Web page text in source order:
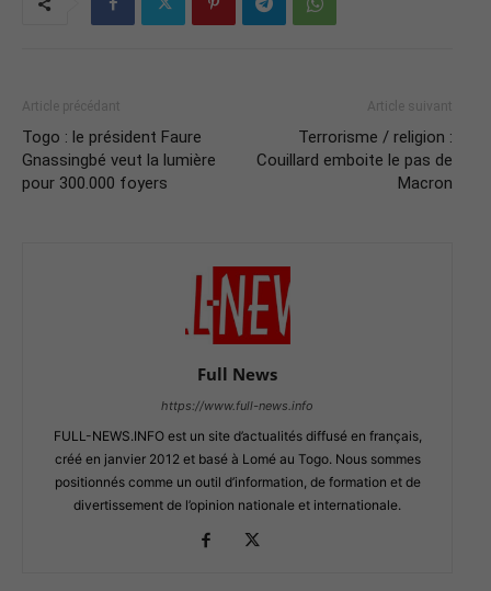
Article précédant
Togo : le président Faure
Gnassingbé veut la lumière
pour 300.000 foyers
Article suivant
Terrorisme / religion :
Couillard emboite le pas de
Macron
Full News
https://www.full-news.info
FULL-NEWS.INFO est un site d’actualités diffusé en français,
créé en janvier 2012 et basé à Lomé au Togo. Nous sommes
positionnés comme un outil d’information, de formation et de
divertissement de l’opinion nationale et internationale.